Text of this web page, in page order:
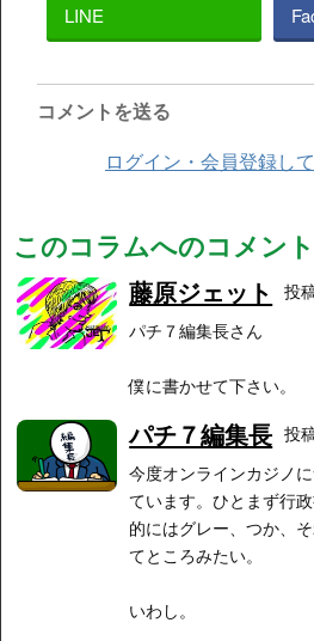
LINE
コメントを送る
ログイン・会員登録し
このコラムへのコメント
藤原ジェット
投
パチ７編集長さん
僕に書かせて下さい。
パチ７編集長 投
今度オンラインカジノ
ています。ひとまず行
的にはグレー、つか、
てところみたい。
いわし。